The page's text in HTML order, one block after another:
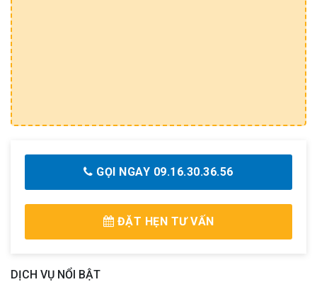
GỌI NGAY 09.16.30.36.56
ĐẶT HẸN TƯ VẤN
DỊCH VỤ NỔI BẬT